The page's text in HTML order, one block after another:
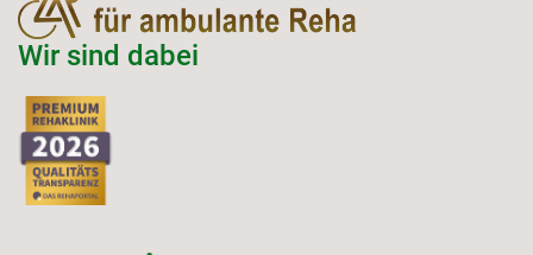
Wir sind dabei